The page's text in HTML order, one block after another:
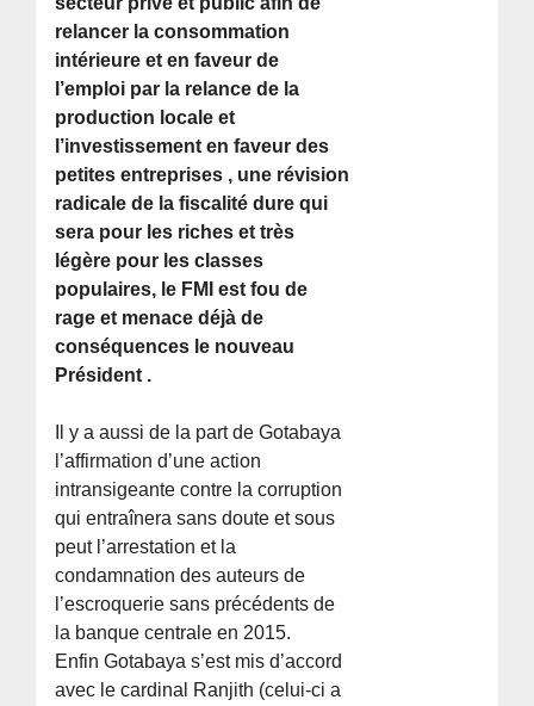
relancer la consommation
intérieure et en faveur de
l’emploi par la relance de la
production locale et
l’investissement en faveur des
petites entreprises , une révision
radicale de la fiscalité dure qui
sera pour les riches et très
légère pour les classes
populaires, le FMI est fou de
rage et menace déjà de
conséquences le nouveau
Président .
Il y a aussi de la part de Gotabaya
l’affirmation d’une action
intransigeante contre la corruption
qui entraînera sans doute et sous
peut l’arrestation et la
condamnation des auteurs de
l’escroquerie sans précédents de
la banque centrale en 2015.
Enfin Gotabaya s’est mis d’accord
avec le cardinal Ranjith (celui-ci a